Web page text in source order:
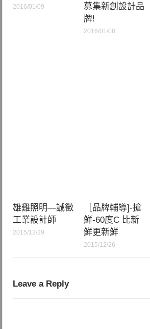
2016/01/09
募集新創設計品
牌!
2016/01/08
雄雞照明—誠徵
工業設計師
2015/12/29
［品牌輔導]-搶
鮮-60度C 比新
鮮更新鮮
2015/12/26
Leave a Reply